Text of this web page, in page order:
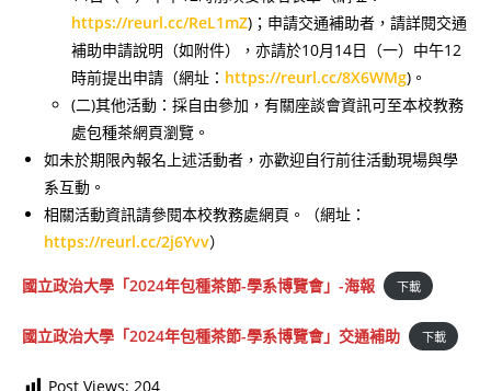
https://reurl.cc/ReL1mZ)；申請交通補助者，請詳閱交通
補助申請說明（如附件），亦請於10月14日（一）中午12
時前提出申請（網址： https://reurl.cc/8X6WMg)。
(二)其他活動：採自由參加，有關座談會資訊可至本校教務
處包種茶網頁瀏覽。
如未於期限內報名上述活動者，亦歡迎自行前往活動現場與學
系互動。
相關活動資訊請參閱本校教務處網頁。（網址：
https://reurl.cc/2j6Yvv）
國立政治大學「2024年包種茶節-學系博覽會」-海報 下載
國立政治大學「2024年包種茶節-學系博覽會」交通補助 下載
Post Views: 204